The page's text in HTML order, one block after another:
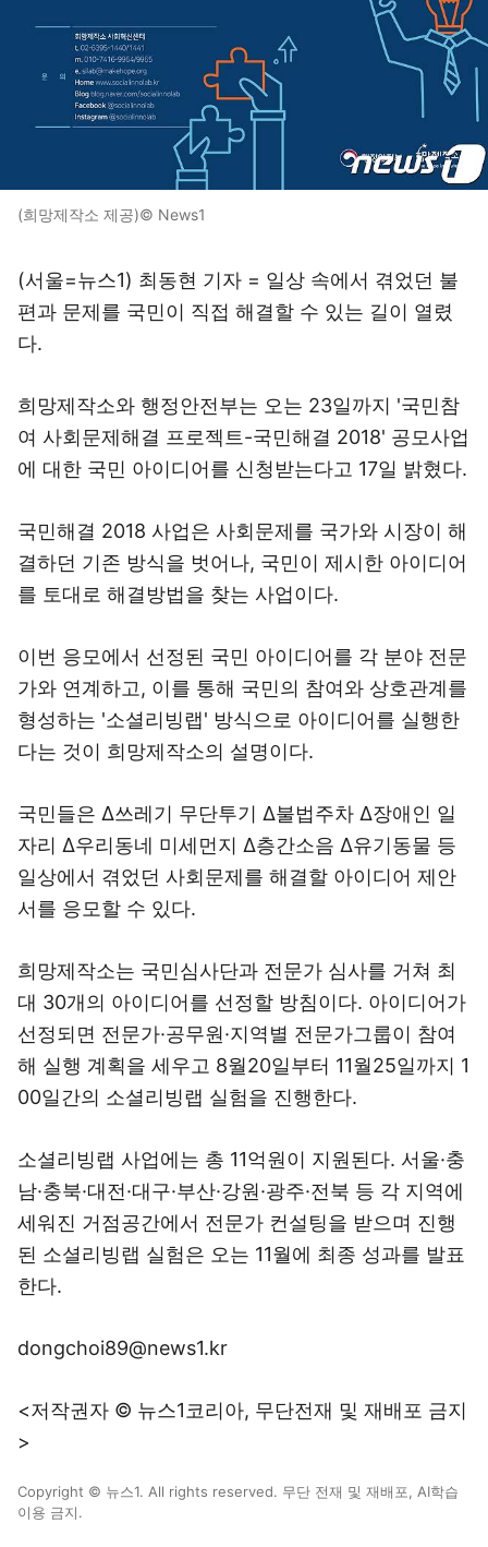
(희망제작소 제공)© News1
(서울=뉴스1) 최동현 기자 = 일상 속에서 겪었던 불
편과 문제를 국민이 직접 해결할 수 있는 길이 열렸
다.
희망제작소와 행정안전부는 오는 23일까지 '국민참
여 사회문제해결 프로젝트-국민해결 2018' 공모사업
에 대한 국민 아이디어를 신청받는다고 17일 밝혔다.
국민해결 2018 사업은 사회문제를 국가와 시장이 해
결하던 기존 방식을 벗어나, 국민이 제시한 아이디어
를 토대로 해결방법을 찾는 사업이다.
이번 응모에서 선정된 국민 아이디어를 각 분야 전문
가와 연계하고, 이를 통해 국민의 참여와 상호관계를
형성하는 '소셜리빙랩' 방식으로 아이디어를 실행한
다는 것이 희망제작소의 설명이다.
국민들은 Δ쓰레기 무단투기 Δ불법주차 Δ장애인 일
자리 Δ우리동네 미세먼지 Δ층간소음 Δ유기동물 등
일상에서 겪었던 사회문제를 해결할 아이디어 제안
서를 응모할 수 있다.
희망제작소는 국민심사단과 전문가 심사를 거쳐 최
대 30개의 아이디어를 선정할 방침이다. 아이디어가
선정되면 전문가·공무원·지역별 전문가그룹이 참여
해 실행 계획을 세우고 8월20일부터 11월25일까지 1
00일간의 소셜리빙랩 실험을 진행한다.
소셜리빙랩 사업에는 총 11억원이 지원된다. 서울·충
남·충북·대전·대구·부산·강원·광주·전북 등 각 지역에
세워진 거점공간에서 전문가 컨설팅을 받으며 진행
된 소셜리빙랩 실험은 오는 11월에 최종 성과를 발표
한다.
dongchoi89@news1.kr
<저작권자 © 뉴스1코리아, 무단전재 및 재배포 금지
>
Copyright © 뉴스1. All rights reserved. 무단 전재 및 재배포, AI학습
이용 금지.